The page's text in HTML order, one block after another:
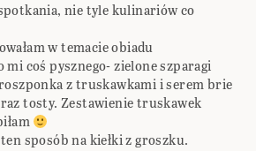
nie tyle kulinariów co
w temacie obiadu
mi coś pysznego- zielone szparagi
z truskawkami i serem brie
tosty. Zestawienie truskawek
sposób na kiełki z groszku.